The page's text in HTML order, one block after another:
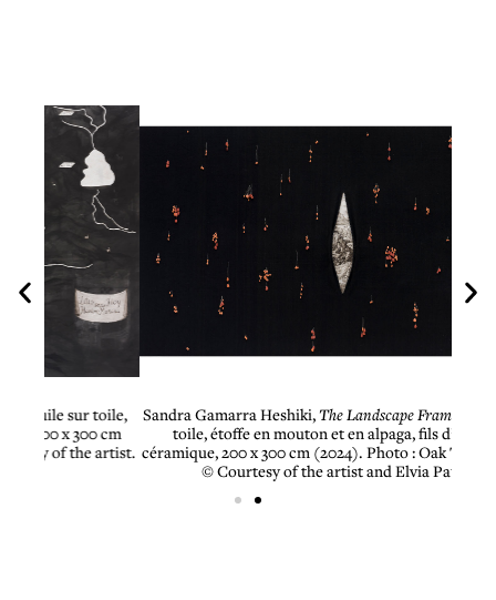
Sandra Gamarra Heshiki,The Landscape Frame VI,huile sur
toile, étoffe en mouton et en alpaga, fils d’argent et
céramique, 200 x 300 cm (2024). Photo : Oak Taylor-Smith.
© Courtesy of the artist and Elvia Paucar.